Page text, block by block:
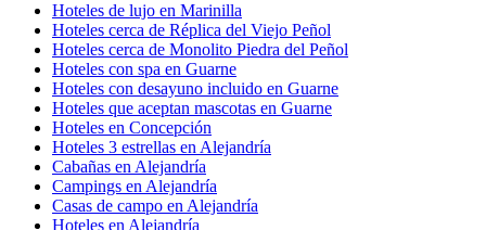
Hoteles de lujo en Marinilla
Hoteles cerca de Réplica del Viejo Peñol
Hoteles cerca de Monolito Piedra del Peñol
Hoteles con spa en Guarne
Hoteles con desayuno incluido en Guarne
Hoteles que aceptan mascotas en Guarne
Hoteles en Concepción
Hoteles 3 estrellas en Alejandría
Cabañas en Alejandría
Campings en Alejandría
Casas de campo en Alejandría
Hoteles en Alejandría